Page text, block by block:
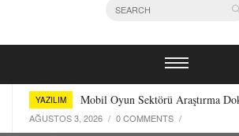
0 COMMENTS /
YAZILIM Mobil Oyun Sektörü Araştırma
AĞUSTOS 3, 2026 / 0 COMMENTS /